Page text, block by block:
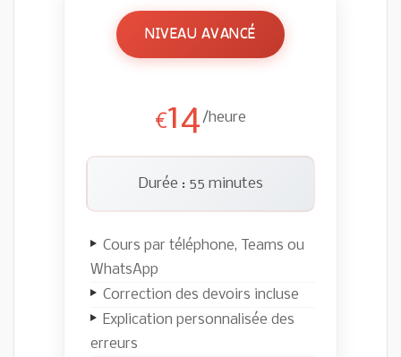
NIVEAU AVANCÉ
€14 /heure
Durée : 55 minutes
Cours par téléphone, Teams ou
WhatsApp
Correction des devoirs incluse
Explication personnalisée des
erreurs